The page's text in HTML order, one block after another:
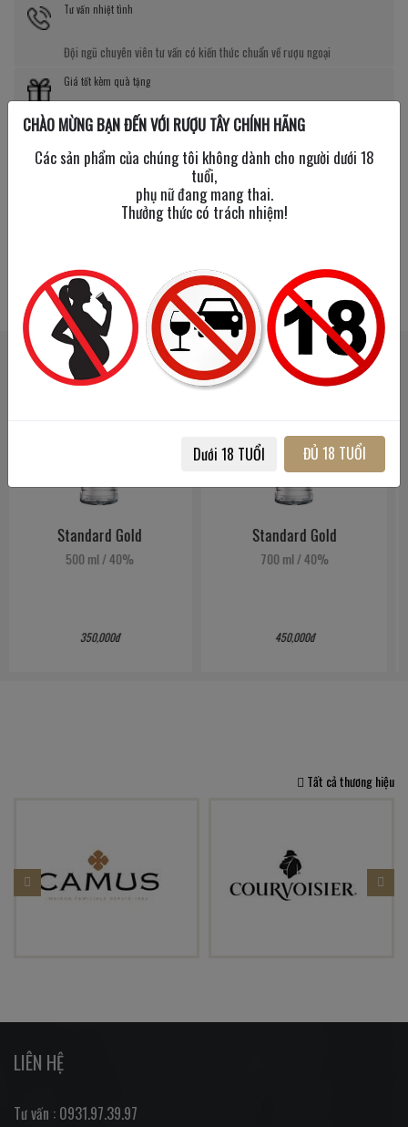
Tư vấn nhiệt tình
Đội ngũ chuyên viên tư vấn có kiến thức chuẩn về rượu ngoại
Giá tốt kèm quà tặng
Nhiều chương trình giảm giá, tặng quà cực giá trị
SẢN PHẨM LIÊN QUAN SẢN PHẨM ĐÃ XEM
Standard Gold
700 ml/40%
450,000đ
Mua 2
Tặng 1
Standard Imperial
700 ml/40%
1,350,000đ
Tất cả thương hiệu
LIÊN HỆ
Tư vấn : 0931.97.39.97
CHÀO MỪNG BẠN ĐẾN VỚI RƯỢU TÂY CHÍNH HÃNG
Các sản phẩm của chúng tôi không dành cho người dưới 18
tuổi,
phụ nữ đang mang thai.
Thưởng thức có trách nhiệm!
Dưới 18 TUỔI ĐỦ 18 TUỔI